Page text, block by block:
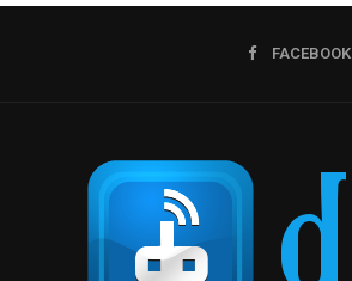
FACEBOOK